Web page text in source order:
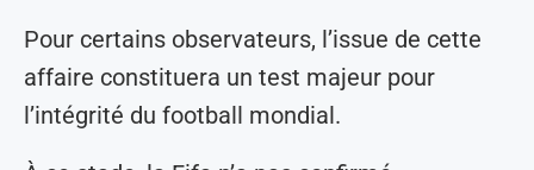
Pour certains observateurs, l’issue de cette
affaire constituera un test majeur pour
l’intégrité du football mondial.